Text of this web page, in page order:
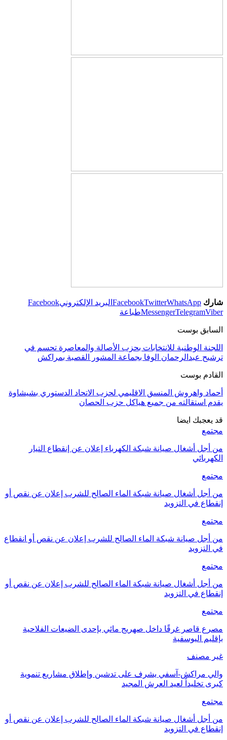
شارك FacebookTwitterWhatsApp البريد الإلكترونيFacebook
MessengerTelegramViber طباعة
السابق بوست
اللجنة الوطنية للانتخابات بحزب الأصالة والمعاصرة تحسم في
ترشيح عبدالرحمان الوفا بجماعة المشور القصبة بمراكش
القادم بوست
أحماد واهروش المنسق الاقليمي لحزب الاتحاد الدستوري بشيشاوة
يقدم استقالته من جميع هياكل حزب الحصان
قد يعجبك ايضا
مجتمع
من أجل أشغال صيانة شبكة الكهرباء إعلان عن إنقطاع التيار
الكهربائي
مجتمع
من أجل أشغال صيانة شبكة الماء الصالح للشرب إعلان عن نقص أو
إنقطاع في التزويد
مجتمع
من أجل صيانة شبكة الماء الصالح للشرب إعلان عن نقص أو انقطاع
في التزويد
مجتمع
من أجل أشغال صيانة شبكة الماء الصالح للشرب إعلان عن نقص أو
إنقطاع في التزويد
مجتمع
مصرع قاصر غرقًا داخل صهريج مائي بإحدى الضيعات الفلاحية
بإقليم اليوسفية
غير مصنف
والي مراكش-آسفي يشرف على تدشين وإطلاق مشاريع تنموية
كبرى تخليداً لعيد العرش المجيد
مجتمع
من أجل أشغال صيانة شبكة الماء الصالح للشرب إعلان عن نقص أو
إنقطاع في التزويد